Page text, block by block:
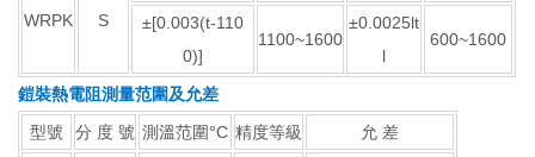
WRPK S
±[0.003(t-110
0)]
1100~1600
±0.0025lt
l
600~1600
鎧裝熱電阻測量范圍及允差
型號
分 度 號 測溫范圍°C 精度等級
允 差